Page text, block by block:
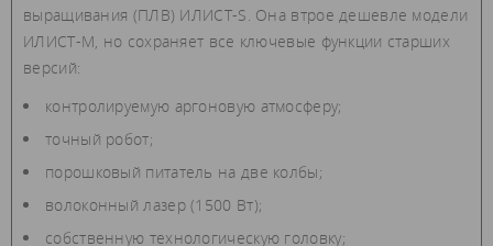
выращивания (ПЛВ) ИЛИСТ-S. Она втрое дешевле модели
ИЛИСТ‑М, но сохраняет все ключевые функции старших
версий:
контролируемую аргоновую атмосферу;
точный робот;
порошковый питатель на две колбы;
волоконный лазер (1500 Вт);
собственную технологическую головку;